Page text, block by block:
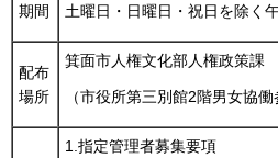
期間
土曜日・日曜日・祝日を除く
配布
場所
箕面市人権文化部人権政策課
（市役所第三別館2階男女協働
1.指定管理者募集要項